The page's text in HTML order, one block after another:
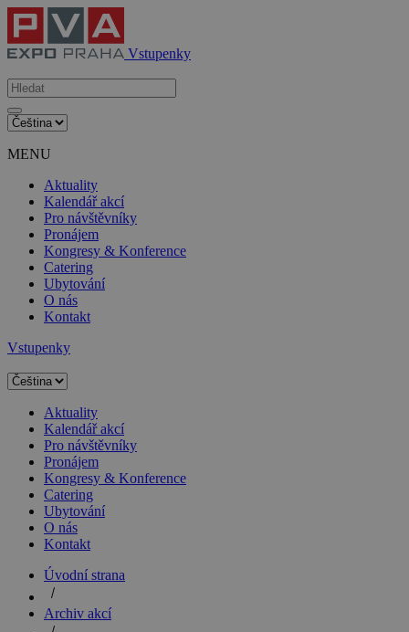
Vstupenky
MENU
Aktuality
Kalendář akcí
Pro návštěvníky
Pronájem
Kongresy & Konference
Catering
Ubytování
O nás
Kontakt
Vstupenky
Aktuality
Kalendář akcí
Pro návštěvníky
Pronájem
Kongresy & Konference
Catering
Ubytování
O nás
Kontakt
Úvodní strana
Archiv akcí